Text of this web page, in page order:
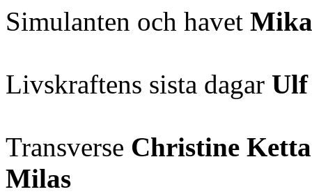
Simulanten och havet
Livskraftens sista dagar
Transverse Christine
Milas